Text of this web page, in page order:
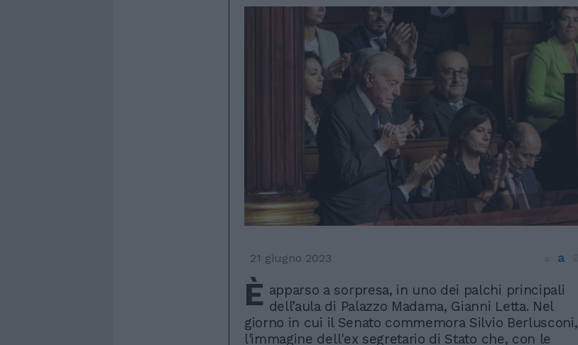
21 giugno 2023 a
È apparso a sorpresa, in uno dei palchi principali
dell’aula di Palazzo Madama, Gianni Letta. Nel
giorno in cui il Senato commemora Silvio Berlusconi,
l'immagine dell'ex segretario di Stato che, con le